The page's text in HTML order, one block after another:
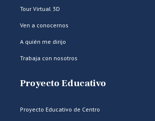
Tour Virtual 3D
Ven a conocernos
A quién me dirijo
Trabaja con nosotros
Proyecto Educativo
Proyecto Educativo de Centro